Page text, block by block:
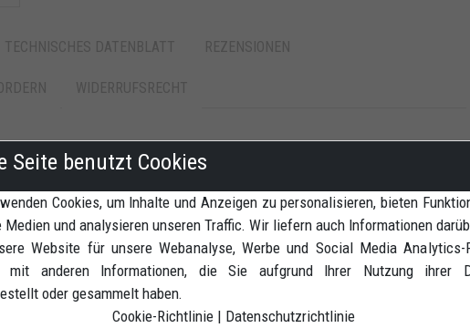
TECHNISCHES DATENBLATT REZENSIONEN
WIDERRUFSRECHT
für Einarmschwinge Modelle . Inklusiv kugelgelagerten Bolzen Adapter.
Vier verstärkte Gummiräder. Pulverlackiert Rot. Passend für: Ducati
Seite benutzt Cookies
Cookies, um Inhalte und Anzeigen zu personalisieren, bieten
Medien und analysieren unseren Traffic. Wir liefern auch Informationen
Website für unsere Webanalyse, Werbe und Social Media Analytics-
mit anderen Informationen, die Sie aufgrund Ihrer Nutzung ihrer
oder gesammelt haben.
Cookie-Richtlinie | Datenschutzrichtlinie